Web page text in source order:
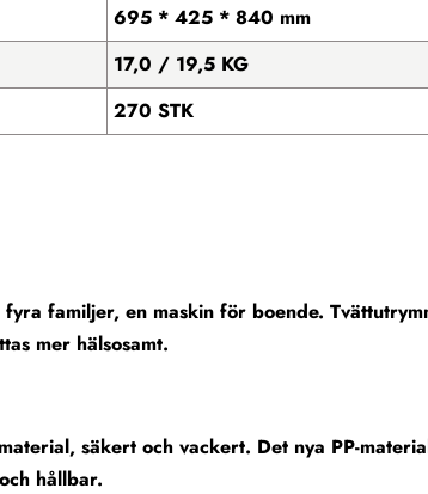
695 * 425 * 840 mm
17,0 / 19,5 KG
270 STK
familjer, en maskin för boende.
mer hälsosamt.
säkert och vackert. Det nya PP-
hållbar.